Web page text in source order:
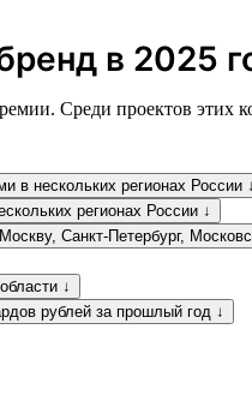
в 2025
Среди проектов этих
в нескольких регионах России ↓
регионах России ↓
Санкт-Петербург,
↓
рублей за прошлый год ↓